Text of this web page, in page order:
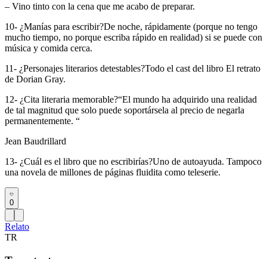
– Vino tinto con la cena que me acabo de preparar.
10- ¿Manías para escribir?De noche, rápidamente (porque no tengo
mucho tiempo, no porque escriba rápido en realidad) si se puede con
música y comida cerca.
11- ¿Personajes literarios detestables?Todo el cast del libro El retrato
de Dorian Gray.
12- ¿Cita literaria memorable?“El mundo ha adquirido una realidad
de tal magnitud que solo puede soportársela al precio de negarla
permanentemente. “
Jean Baudrillard
13- ¿Cuál es el libro que no escribirías?Uno de autoayuda. Tampoco
una novela de millones de páginas fluidita como teleserie.
0
Relato
TR